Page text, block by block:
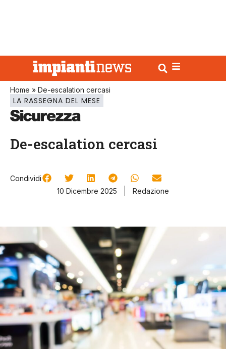
Home » De-escalation cercasi
LA RASSEGNA DEL MESE
De-escalation cercasi
Condividi
10 Dicembre 2025
Redazione